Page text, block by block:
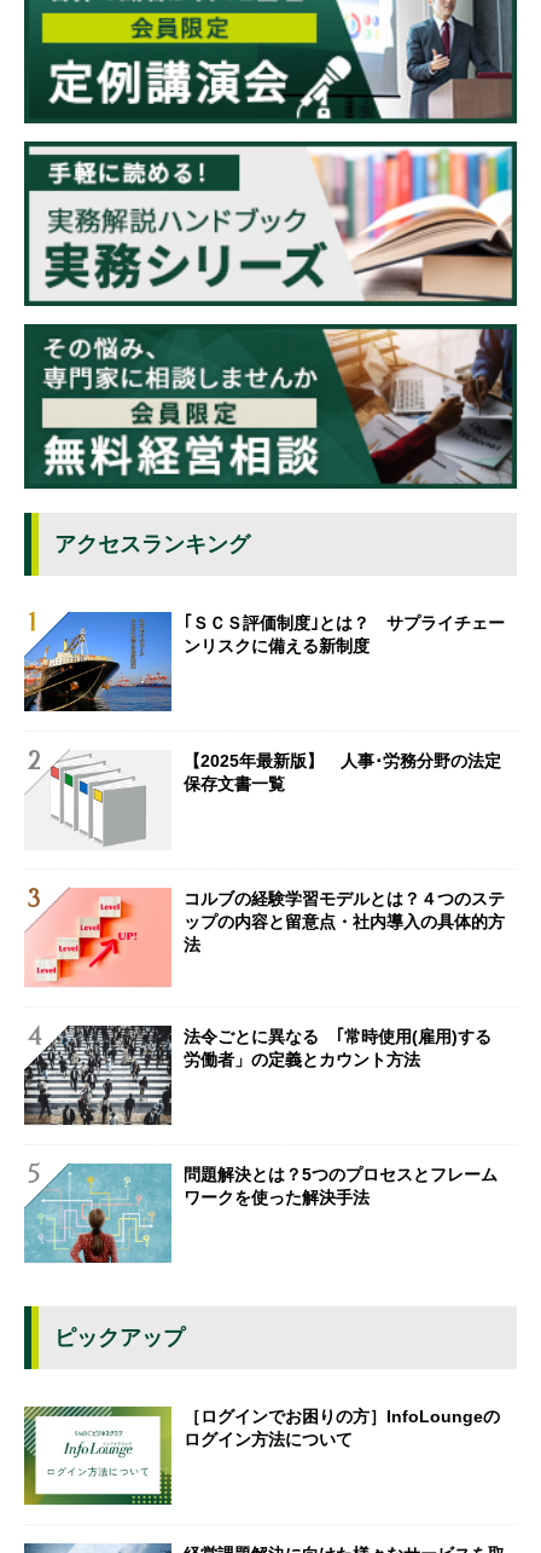
アクセスランキング
｢ＳＣＳ評価制度｣とは？ サプライチェー
ンリスクに備える新制度
【2025年最新版】 人事･労務分野の法定
保存文書一覧
コルブの経験学習モデルとは？４つのステ
ップの内容と留意点・社内導入の具体的方
法
法令ごとに異なる ｢常時使用(雇用)する
労働者」の定義とカウント方法
問題解決とは？5つのプロセスとフレーム
ワークを使った解決手法
ピックアップ
［ログインでお困りの方］InfoLoungeの
ログイン方法について